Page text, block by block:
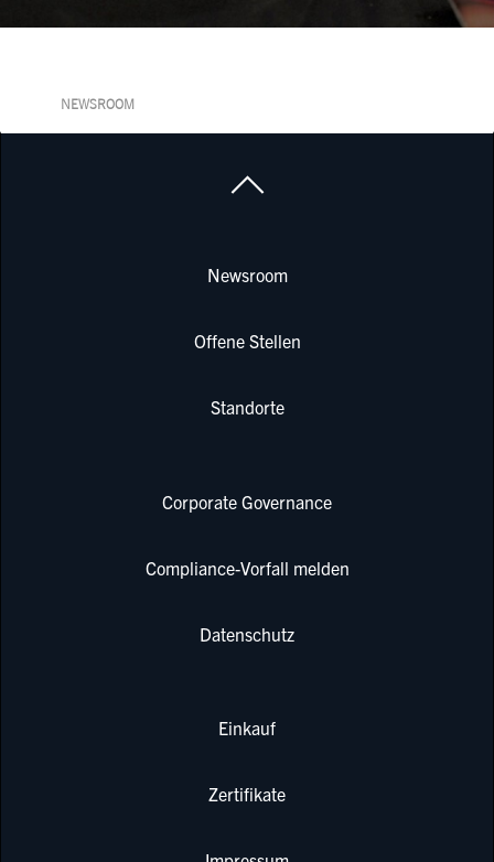
NEWSROOM
Newsroom
Offene Stellen
Standorte
Corporate Governance
Compliance-Vorfall melden
Datenschutz
Einkauf
Zertifikate